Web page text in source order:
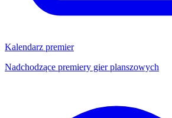
Kalendarz premier
Nadchodzące premiery gier planszowych